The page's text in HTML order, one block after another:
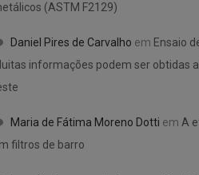
(ASTM F2129)
Daniel Pires de Carvalho em Ensaio
informações podem ser obtidas
Maria de Fátima Moreno Dotti em A
filtros de barro